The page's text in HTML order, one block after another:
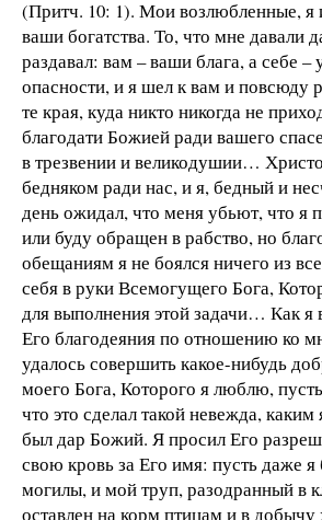
(Притч. 10: 1). Мои возлюбленные, я
ваши богатства. То, что мне давали
раздавал: вам – ваши блага, а себе –
опасности, и я шел к вам и повсюду
те края, куда никто никогда не
благодати Божией ради вашего
в трезвении и великодушии…
бедняком ради нас, и я, бедный и
день ожидал, что меня убьют, что я
или буду обращен в рабство, но
обещаниям я не боялся ничего из
себя в руки Всемогущего Бога,
для выполнения этой задачи… Как я
Его благодеяния по отношению ко
удалось совершить какое-нибудь
моего Бога, Которого я люблю,
что это сделал такой невежда, каким
был дар Божий. Я просил Его
свою кровь за Его имя: пусть даже
могилы, и мой труп, разодранный в
оставлен на корм птицам и в